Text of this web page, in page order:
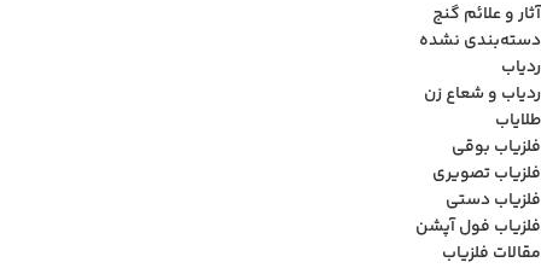
آثار و علائم گنج
دسته‌بندی نشده
ردیاب
ردیاب و شعاع زن
طلایاب
فلزیاب بوقی
فلزیاب تصویری
فلزیاب دستی
فلزیاب فول آپشن
مقالات فلزیاب